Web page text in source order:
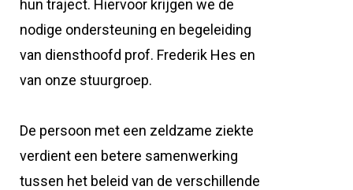
hun traject. Hiervoor krijgen we de
nodige ondersteuning en begeleiding
van diensthoofd prof. Frederik Hes en
van onze stuurgroep.
De persoon met een zeldzame ziekte
verdient een betere samenwerking
tussen het beleid van de verschillende